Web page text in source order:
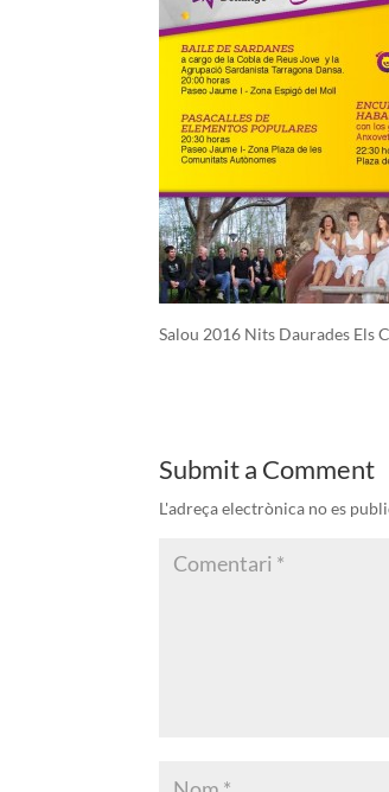
Salou 2016 Nits Daurades Els
Submit a Comment
L'adreça electrònica no es